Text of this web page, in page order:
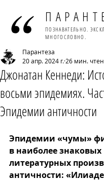
ПОЗНАВАТЕЛЬНО.
МНОГОСЛОВНО.
Джонатан Кеннеди:
восьми эпидемиях.
Эпидемии античности
Парантеза
20 апр. 2024 г. 26 мин.
Эпидемии «чумы»
в наиболее знаковых
литературных
античности: